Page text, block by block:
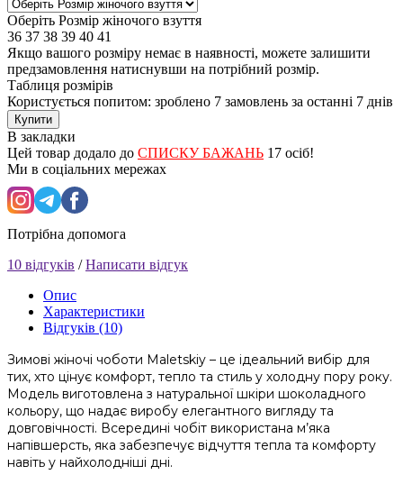
Оберіть Розмір жіночого взуття
36 37 38 39 40 41
Якщо вашого розміру немає в наявності, можете залишити
предзамовлення натиснувши на потрібний розмір.
Таблиця розмірів
Користується попитом: зроблено 7 замовлень за останні 7 днів
Купити
В закладки
Цей товар додало до СПИСКУ БАЖАНЬ 17 осіб!
Ми в соціальних мережах
Потрібна допомога
10 відгуків /Написати відгук
Опис
Характеристики
Відгуків (10)
Зимові жіночі чоботи Maletskiy – це ідеальний вибір для
тих, хто цінує комфорт, тепло та стиль у холодну пору року.
Модель виготовлена з натуральної шкіри шоколадного
кольору, що надає виробу елегантного вигляду та
довговічності. Всередині чобіт використана м’яка
напівшерсть, яка забезпечує відчуття тепла та комфорту
навіть у найхолодніші дні.